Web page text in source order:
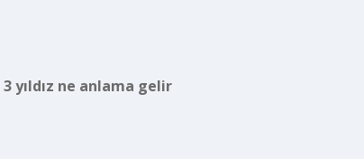
yıldız ne anlama gelir